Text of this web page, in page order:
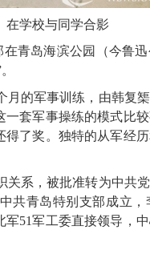
在学校与同学合影
青岛海滨公园（今鲁
月的军事训练，由韩复
套军事操练的模式比
了奖。独特的从军经
关系，被批准转为中共
共青岛特别支部成立
军51军工委直接领导，